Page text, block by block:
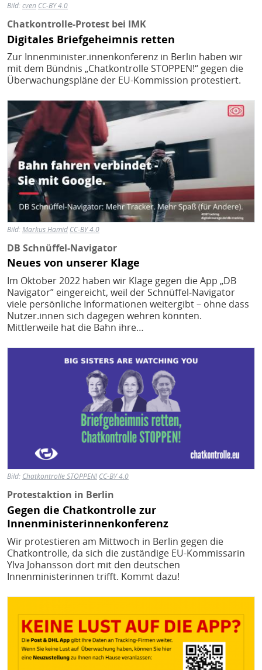
Bild:cven CC-BY 4.0
Chatkontrolle-Protest bei IMK
Digitales Briefgeheimnis retten
Zur Innenminister.innenkonferenz in Berlin haben wir
mit dem Bündnis „Chatkontrolle STOPPEN!“ gegen die
Überwachungspläne der EU-Kommission protestiert.
Bild
Bild:Markus Hamid CC-BY 4.0
DB Schnüffel-Navigator
Neues von unserer Klage
Im Oktober 2022 haben wir Klage gegen die App „DB
Navigator” eingereicht, weil der Schnüffel-Navigator
viele persönliche Informationen weitergibt – ohne dass
Nutzer.innen sich dagegen wehren könnten.
Mittlerweile hat die Bahn ihre…
Bild
Bild: Chatkontrolle STOPPEN! CC-BY 4.0
Protestaktion in Berlin
Gegen die Chatkontrolle zur
Innenministerinnenkonferenz
Wir protestieren am Mittwoch in Berlin gegen die
Chatkontrolle, da sich die zuständige EU-Kommissarin
Ylva Johansson dort mit den deutschen
Innenministerinnen trifft. Kommt dazu!
Bild